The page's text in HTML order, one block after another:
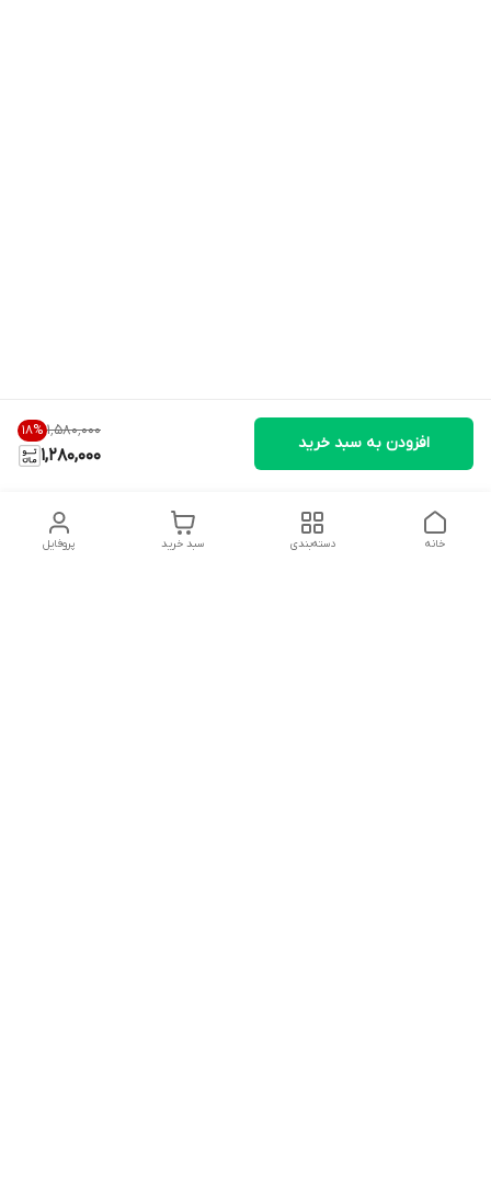
۱٬۵۸۰٬۰۰۰ 18%
1,280,000
افزودن به سبد خرید
پروفایل سبد خرید دسته‌بندی خانه